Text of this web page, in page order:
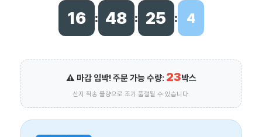
16 : 48 : 22 : 8
⚠️ 마감 임박! 주문 가능 수량: 23박스
산지 직송 물량으로 조기 품절될 수 있습니다.